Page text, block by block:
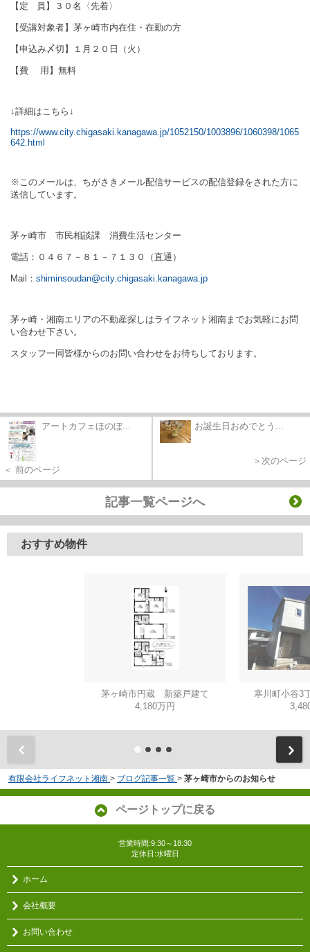
【定 員】３０名〈先着〉
【受講対象者】茅ヶ崎市内在住・在勤の方
【申込み〆切】１月２０日（火）
【費 用】無料
↓詳細はこちら↓
https://www.city.chigasaki.kanagawa.jp/1052150/1003896/1060398/1065
642.html
※このメールは、ちがさきメール配信サービスの配信登録をされた方に
送信しています。
茅ヶ崎市 市民相談課 消費生活センター
電話：０４６７－８１－７１３０（直通）
Mail ： shiminsoudan@city.chigasaki.kanagawa.jp
茅ヶ崎・湘南エリアの不動産探しはライフネット湘南までお気軽にお問
い合わせ下さい。
スタッフ一同皆様からのお問い合わせをお待ちしております。
アートカフェほのぼ...
＜ 前のページ
お誕生日おめでとう...
＞次のページ
記事一覧ページへ
おすすめ物件
茅ヶ崎市円蔵 新築戸建て
4,180万円
寒川町小谷3
有限会社ライフネット湘南 > ブログ記事一覧 > 茅ヶ崎市からのお知らせ
ページトップに戻る
営業時間:9:30～18:30
定休日:水曜日
ホーム
会社概要
お問い合わせ